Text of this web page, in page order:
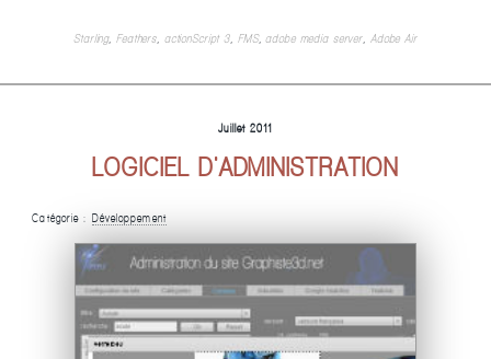
Starling, Feathers actionScript 3 FMS,adobe media server Adobe Air
Juillet 2011
LOGICIEL D'ADMINISTRATION
Catégorie : Développement